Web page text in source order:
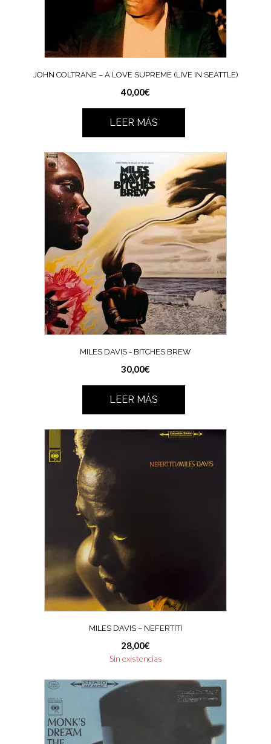
JOHN COLTRANE – A LOVE SUPREME (LIVE IN SEATTLE)
40,00€
LEER MÁS
MILES DAVIS ‎- BITCHES BREW
30,00€
LEER MÁS
MILES DAVIS – NEFERTITI
28,00€
Sin existencias